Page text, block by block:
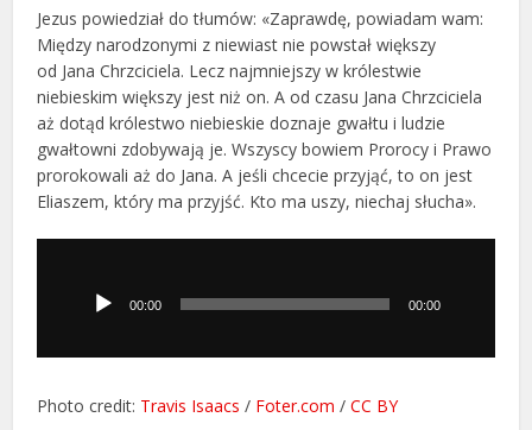
Jezus powiedział do tłumów: «Zaprawdę, powiadam wam:
Między narodzonymi z niewiast nie powstał większy
od Jana Chrzciciela. Lecz najmniejszy w królestwie
niebieskim większy jest niż on. A od czasu Jana Chrzciciela
aż dotąd królestwo niebieskie doznaje gwałtu i ludzie
gwałtowni zdobywają je. Wszyscy bowiem Prorocy i Prawo
prorokowali aż do Jana. A jeśli chcecie przyjąć, to on jest
Eliaszem, który ma przyjść. Kto ma uszy, niechaj słucha».
dźwiękowych00:00 00:00
Photo credit: Travis Isaacs / Foter.com /CC BY